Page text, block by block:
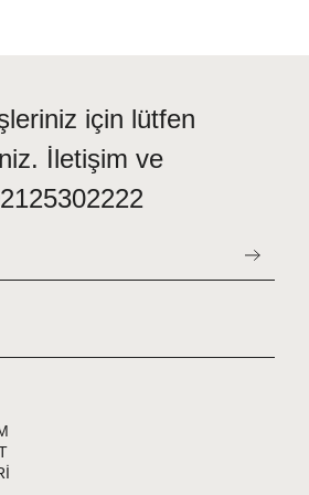
için lütfen
İletişim ve